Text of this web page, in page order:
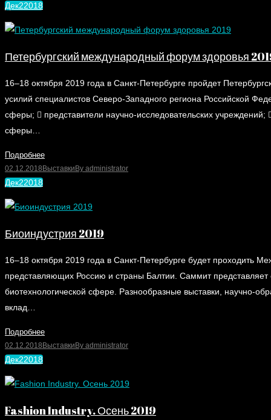
Дек22018
Петербургский международный форум здоровья
16–18 октября 2019 года в Санкт-Петербурге пройдет
усилий специалистов Северо-Западного региона Российской
сферы;  представители научно-исследовательских
сферы…
Подробнее
02.12.2018 Выставки By administrator
Дек22018
Биоиндустрия 2019
16–18 октября 2019 года в Санкт-Петербурге будет проходить
представляющих Россию и страны Балтии. Саммит представляет
биотехнологической сфере. Разнообразные выставки, научно-
вклад…
Подробнее
02.12.2018 Выставки By administrator
Дек22018
Fashion Industry. Осень 2019